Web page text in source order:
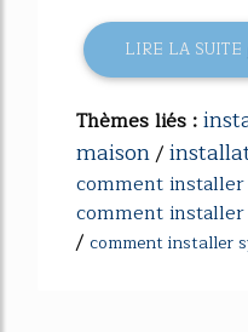
LIRE LA SUITE
Thèmes liés :
maison/
comment
comment
/ comment installer